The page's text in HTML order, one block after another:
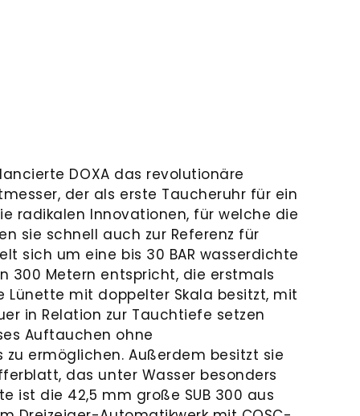
lancierte DOXA das revolutionäre
der als erste Taucheruhr für ein
radikalen Innovationen, für welche die
sie schnell auch zur Referenz für
sich um eine bis 30 BAR wasserdichte
300 Metern entspricht, die erstmals
Lünette mit doppelter Skala besitzt, mit
in Relation zur Tauchtiefe setzen
Auftauchen ohne
zu ermöglichen. Außerdem besitzt sie
das unter Wasser besonders
ist die 42,5 mm große SUB 300 aus